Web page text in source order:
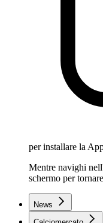
per installare la
Mentre navighi
schermo per
News